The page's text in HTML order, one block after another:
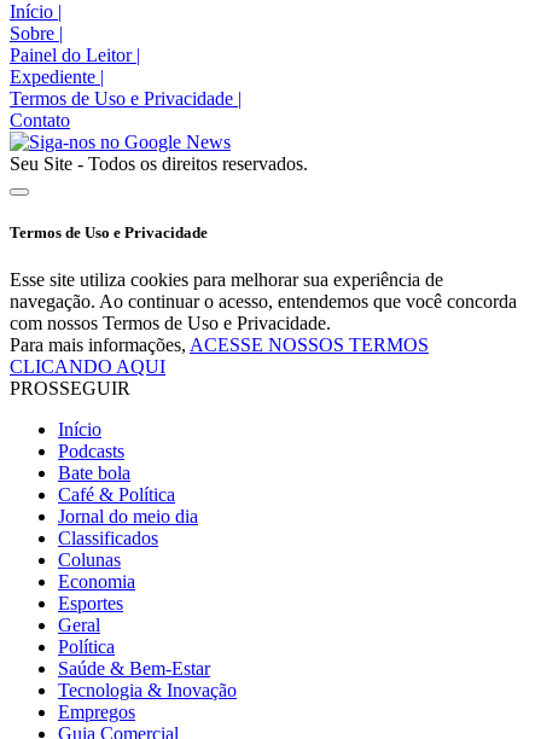
Início |
Sobre |
Painel do Leitor |
Expediente |
Termos de Uso e Privacidade |
Contato
Seu Site - Todos os direitos reservados.
Termos de Uso e Privacidade
Esse site utiliza cookies para melhorar sua experiência de
navegação. Ao continuar o acesso, entendemos que você concorda
com nossos Termos de Uso e Privacidade.
Para mais informações, ACESSE NOSSOS TERMOS
CLICANDO AQUI
PROSSEGUIR
Início
Podcasts
Bate bola
Café & Política
Jornal do meio dia
Classificados
Colunas
Economia
Esportes
Geral
Política
Saúde & Bem-Estar
Tecnologia & Inovação
Empregos
Guia Comercial